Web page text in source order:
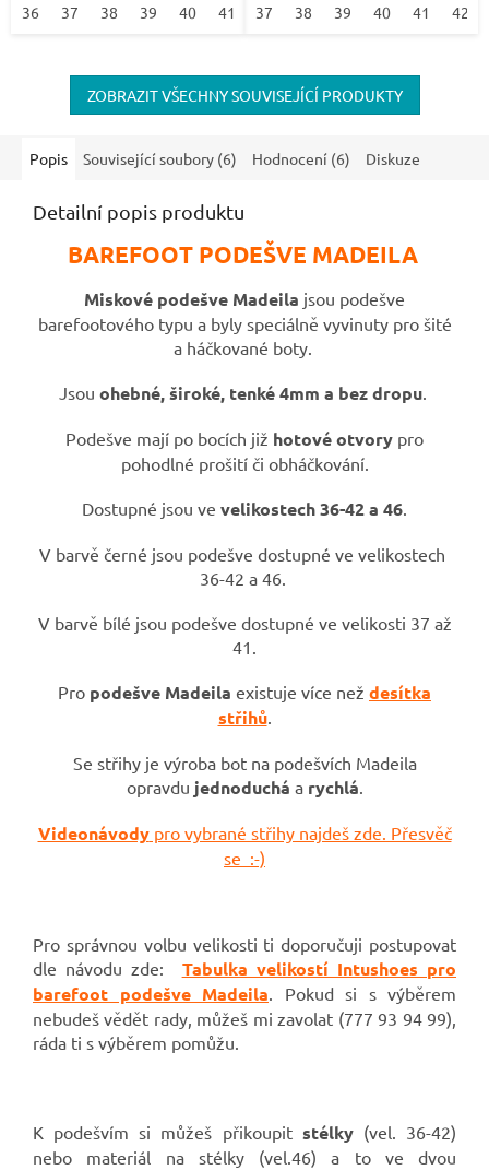
36 37 38 39 40 41 42
37 38 39 40 41 42
ZOBRAZIT VŠECHNY SOUVISEJÍCÍ PRODUKTY
Popis Související soubory (6) Hodnocení (6) Diskuze
Detailní popis produktu
BAREFOOT PODEŠVE MADEILA
Miskové podešve Madeila jsou podešve
barefootového typu a byly speciálně vyvinuty pro šité
a háčkované boty.
Jsou ohebné, široké, tenké 4mm a bez dropu.
Podešve mají po bocích již hotové otvory pro
pohodlné prošití či obháčkování.
Dostupné jsou ve velikostech 36-42 a 46
V barvě černé jsou podešve dostupné ve velikostech
36-42 a 46.
V barvě bílé jsou podešve dostupné ve velikosti 37 až
41.
Pro podešve Madeila existuje více než desítka
střihů.
Se střihy je výroba bot na podešvích Madeila
opravdu jednoduchá a rychlá
Videonávodypro vybrané střihy najdeš zde. Přesvěč
se :-)
Pro správnou volbu velikosti ti doporučuji postupovat
dle návodu zde: Tabulka velikostí Intushoes pro
barefoot podešve Madeila
Pokud si s výběrem
nebudeš vědět rady, můžeš mi zavolat (777 93 94 99),
ráda ti s výběrem pomůžu.
K podešvím si můžeš přikoupit stélky(vel. 36-42)
nebo materiál na stélky (vel.46) a to ve dvou